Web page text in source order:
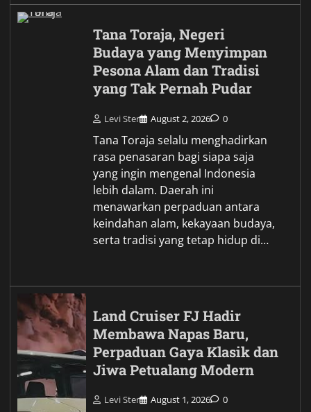
Tana Toraja, Negeri
Budaya yang Menyimpan
Pesona Alam dan Tradisi
yang Tak Pernah Pudar
Levi Ster August 2, 2026 0
Tana Toraja selalu menghadirkan
rasa penasaran bagi siapa saja
yang ingin mengenal Indonesia
lebih dalam. Daerah ini
menawarkan perpaduan antara
keindahan alam, kekayaan budaya,
serta tradisi yang tetap hidup di…
Land Cruiser FJ Hadir
Membawa Napas Baru,
Perpaduan Gaya Klasik dan
Jiwa Petualang Modern
Levi Ster August 1, 2026 0